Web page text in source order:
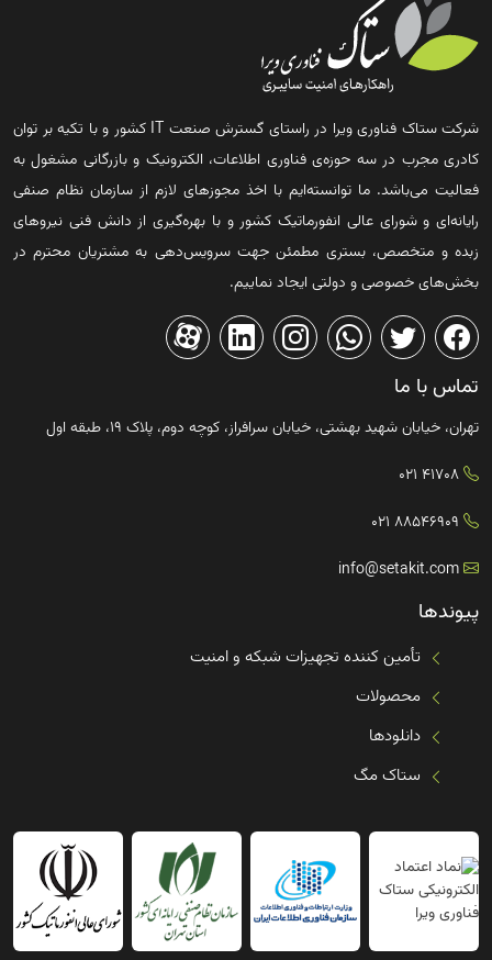
شرکت ستاک فناوری ویرا در راستای گسترش صنعت IT کشور و با تکیه بر توان
کادری مجرب در سه حوزه‌ی فناوری اطلاعات، الکترونیک و بازرگانی مشغول به
فعالیت می‌باشد. ما توانسته‌ایم با اخذ مجوزهای لازم از سازمان نظام صنفی
رایانه‌ای و شورای عالی انفورماتیک کشور و با بهره‌گیری از دانش فنی نیروهای
زبده و متخصص، بستری مطمئن جهت سرویس‌دهی به مشتریان محترم در
بخش‌های خصوصی و دولتی ایجاد نماییم.
تماس با ما
تهران، خیابان شهید بهشتی، خیابان سرافراز، کوچه دوم، پلاک ۱۹، طبقه اول
41708 021
88546909 021
info@setakit.com
پیوندها
تأمین کننده تجهیزات شبکه و امنیت
محصولات
دانلودها
ستاک مگ